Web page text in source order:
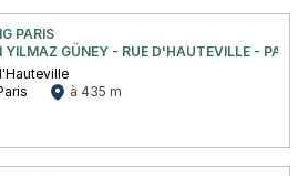
PARIS
YILMAZ GÜNEY - RUE D'HAUTEVILLE - PARIS
à 435 m